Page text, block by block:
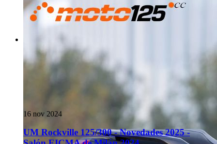
16 nov 2024
UM Rockville 125/300 - Novedades 2025 -